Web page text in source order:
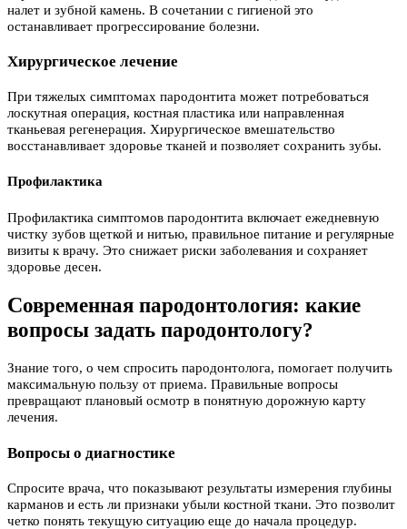
налет и зубной камень. В сочетании с гигиеной это
останавливает прогрессирование болезни.
Хирургическое лечение
При тяжелых симптомах пародонтита может потребоваться
лоскутная операция, костная пластика или направленная
тканьевая регенерация. Хирургическое вмешательство
восстанавливает здоровье тканей и позволяет сохранить зубы.
Профилактика
Профилактика симптомов пародонтита включает ежедневную
чистку зубов щеткой и нитью, правильное питание и регулярные
визиты к врачу. Это снижает риски заболевания и сохраняет
здоровье десен.
Современная пародонтология: какие
вопросы задать пародонтологу?
Знание того, о чем спросить пародонтолога, помогает получить
максимальную пользу от приема. Правильные вопросы
превращают плановый осмотр в понятную дорожную карту
лечения.
Вопросы о диагностике
Спросите врача, что показывают результаты измерения глубины
карманов и есть ли признаки убыли костной ткани. Это позволит
четко понять текущую ситуацию еще до начала процедур.